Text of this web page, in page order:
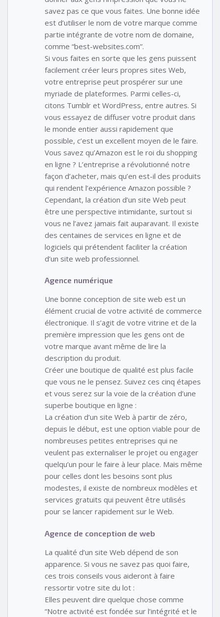
savez pas ce que vous faites. Une bonne idée
est d’utiliser le nom de votre marque comme
partie intégrante de votre nom de domaine,
comme “best-websites.com”.
Si vous faites en sorte que les gens puissent
facilement créer leurs propres sites Web,
votre entreprise peut prospérer sur une
myriade de plateformes. Parmi celles-ci,
citons Tumblr et WordPress, entre autres. Si
vous essayez de diffuser votre produit dans
le monde entier aussi rapidement que
possible, c’est un excellent moyen de le faire.
Vous savez qu’Amazon est le roi du shopping
en ligne ? L’entreprise a révolutionné notre
façon d’acheter, mais qu’en est-il des produits
qui rendent l’expérience Amazon possible ?
Cependant, la création d’un site Web peut
être une perspective intimidante, surtout si
vous ne l’avez jamais fait auparavant. Il existe
des centaines de services en ligne et de
logiciels qui prétendent faciliter la création
d’un site web professionnel.
Agence numérique
Une bonne conception de site web est un
élément crucial de votre activité de commerce
électronique. Il s’agit de votre vitrine et de la
première impression que les gens ont de
votre marque avant même de lire la
description du produit.
Créer une boutique de qualité est plus facile
que vous ne le pensez. Suivez ces cinq étapes
et vous serez sur la voie de la création d’une
superbe boutique en ligne :
La création d’un site Web à partir de zéro,
depuis le début, est une option viable pour de
nombreuses petites entreprises qui ne
veulent pas externaliser le projet ou engager
quelqu’un pour le faire à leur place. Mais même
pour celles dont les besoins sont plus
modestes, il existe de nombreux modèles et
services gratuits qui peuvent être utilisés
pour se lancer rapidement sur le Web.
Agence de conception de web
La qualité d’un site Web dépend de son
apparence. Si vous ne savez pas quoi faire,
ces trois conseils vous aideront à faire
ressortir votre site du lot :
Elles peuvent dire quelque chose comme
“Notre activité est fondée sur l’intégrité et le